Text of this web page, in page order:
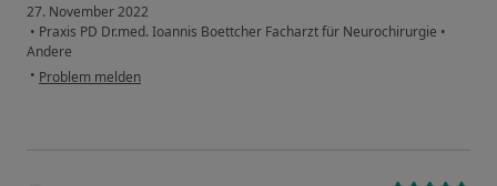
27. November 2022
• Praxis PD Dr.med. Ioannis Boettcher Facharzt für Neurochirurgie •
Andere
• Problem melden